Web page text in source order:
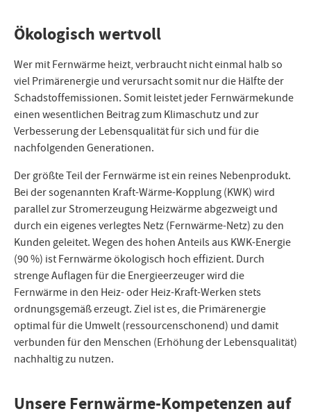
Ökologisch wertvoll
Wer mit Fernwärme heizt, verbraucht nicht einmal halb so
viel Primärenergie und verursacht somit nur die Hälfte der
Schadstoffemissionen. Somit leistet jeder Fernwärmekunde
einen wesentlichen Beitrag zum Klimaschutz und zur
Verbesserung der Lebensqualität für sich und für die
nachfolgenden Generationen.
Der größte Teil der Fernwärme ist ein reines Nebenprodukt.
Bei der sogenannten Kraft-Wärme-Kopplung (KWK) wird
parallel zur Stromerzeugung Heizwärme abgezweigt und
durch ein eigenes verlegtes Netz (Fernwärme-Netz) zu den
Kunden geleitet. Wegen des hohen Anteils aus KWK-Energie
(90 %) ist Fernwärme ökologisch hoch effizient. Durch
strenge Auflagen für die Energieerzeuger wird die
Fernwärme in den Heiz- oder Heiz-Kraft-Werken stets
ordnungsgemäß erzeugt. Ziel ist es, die Primärenergie
optimal für die Umwelt (ressourcenschonend) und damit
verbunden für den Menschen (Erhöhung der Lebensqualität)
nachhaltig zu nutzen.
Unsere Fernwärme-Kompetenzen auf